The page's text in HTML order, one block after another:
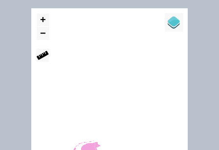
resolutions. The principle of operation of the IBKF is regulated in the internal
of procedure, which is assimilated to the current needs. An additional